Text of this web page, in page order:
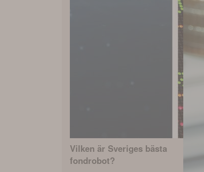
Vilken är Sveriges bästa
fondrobot?